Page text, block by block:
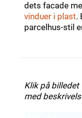
dets facade
vinduer i plast.
parcelhus-stil
Klik på
med